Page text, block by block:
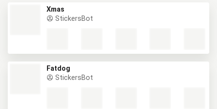
Xmas
StickersBot
Fatdog
StickersBot